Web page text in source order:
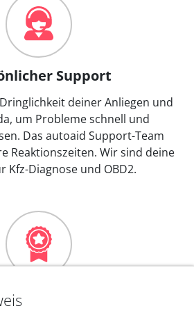
Support
deiner Anliegen und
um Probleme schnell und
Das autoaid Support-Team
Reaktionszeiten. Wir sind deine
Kfz-Diagnose und OBD2.
Jahre Erfahrung